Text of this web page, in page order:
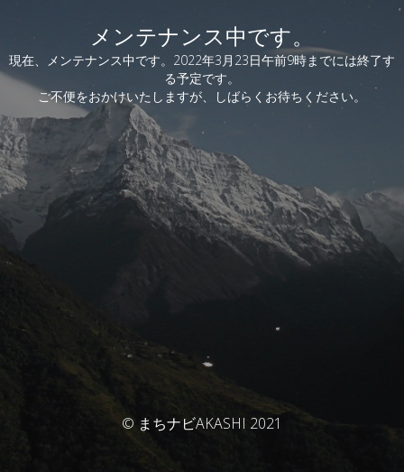
メンテナンス中です。
現在、メンテナンス中です。2022年3月23日午前9時までには終了す
る予定です。
ご不便をおかけいたしますが、しばらくお待ちください。
© まちナビAKASHI 2021